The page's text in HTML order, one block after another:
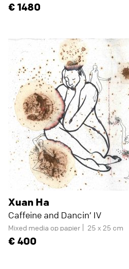
1480
Xuan Ha
Caffeine and Dancin’ IV
Mixed media op papier 25 x 25 cm
400